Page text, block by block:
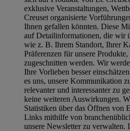
exklusive Veranstaltungen,
Creuset organisierte
Ihnen gefallen könnten. Diese
auf Detailinformationen, die wir
wie z. B. Ihrem Standort, Ihrer
Präferenzen für unsere
zugeschnitten werden. Wir
Ihre Vorlieben besser
es uns, unsere Kommunikation
relevanter und interessanter zu
keine weiteren Auswirkungen.
Statistiken über das Öffnen von
Links mithilfe von
unsere Newsletter zu verwalten.